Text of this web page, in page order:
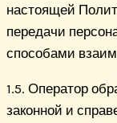
настоящей
передачи
способами
1.5. Оператор
законной и